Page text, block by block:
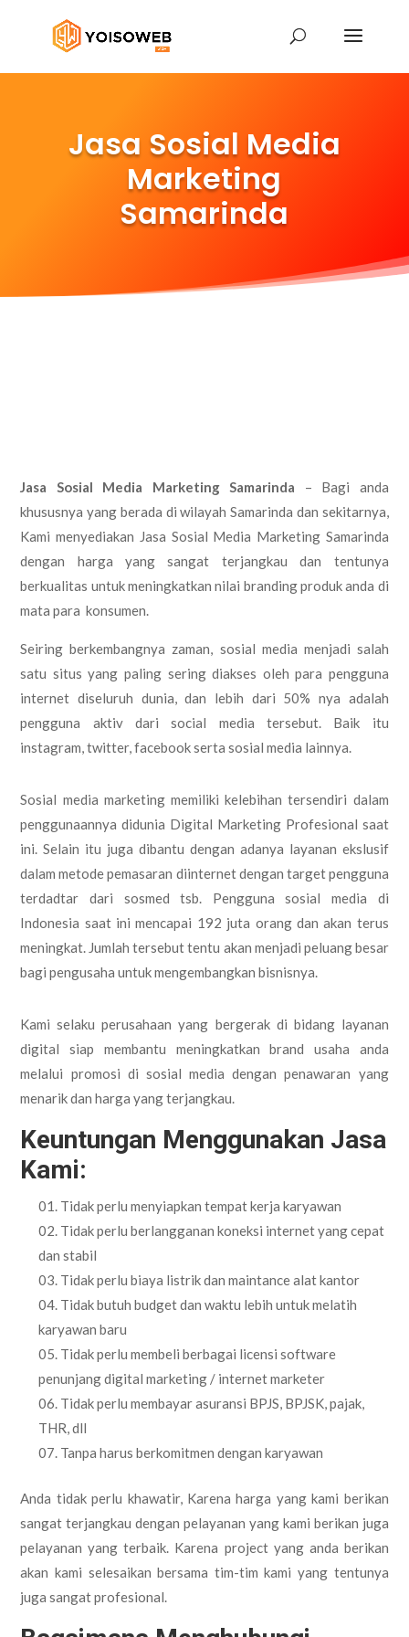
Jasa Sosial Media
Marketing
Samarinda
Jasa Sosial Media Marketing Samarinda – Bagi anda
khususnya yang berada di wilayah Samarinda dan sekitarnya,
Kami menyediakan Jasa Sosial Media Marketing Samarinda
dengan harga yang sangat terjangkau dan tentunya
berkualitas untuk meningkatkan nilai branding produk anda di
mata para konsumen.
Seiring berkembangnya zaman, sosial media menjadi salah
satu situs yang paling sering diakses oleh para pengguna
internet diseluruh dunia, dan lebih dari 50% nya adalah
pengguna aktiv dari social media tersebut. Baik itu
instagram, twitter, facebook serta sosial media lainnya.
Sosial media marketing memiliki kelebihan tersendiri dalam
penggunaannya didunia Digital Marketing Profesional saat
ini. Selain itu juga dibantu dengan adanya layanan ekslusif
dalam metode pemasaran diinternet dengan target pengguna
terdadtar dari sosmed tsb. Pengguna sosial media di
Indonesia saat ini mencapai 192 juta orang dan akan terus
meningkat. Jumlah tersebut tentu akan menjadi peluang besar
bagi pengusaha untuk mengembangkan bisnisnya.
Kami selaku perusahaan yang bergerak di bidang layanan
digital siap membantu meningkatkan brand usaha anda
melalui promosi di sosial media dengan penawaran yang
menarik dan harga yang terjangkau.
Keuntungan Menggunakan Jasa
Kami:
Tidak perlu menyiapkan tempat kerja karyawan
Tidak perlu berlangganan koneksi internet yang cepat
dan stabil
Tidak perlu biaya listrik dan maintance alat kantor
Tidak butuh budget dan waktu lebih untuk melatih
karyawan baru
Tidak perlu membeli berbagai licensi software
penunjang digital marketing / internet marketer
Tidak perlu membayar asuransi BPJS, BPJSK, pajak,
THR, dll
Tanpa harus berkomitmen dengan karyawan
Anda tidak perlu khawatir, Karena harga yang kami berikan
sangat terjangkau dengan pelayanan yang kami berikan juga
pelayanan yang terbaik. Karena project yang anda berikan
akan kami selesaikan bersama tim-tim kami yang tentunya
juga sangat profesional.